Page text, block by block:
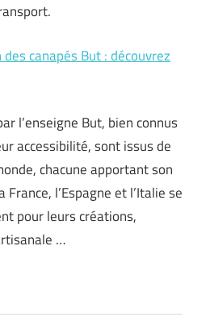
canapés But : découvrez
l’enseigne But, bien connus
accessibilité, sont issus de
chacune apportant son
l’Espagne et l’Italie se
pour leurs créations,
…